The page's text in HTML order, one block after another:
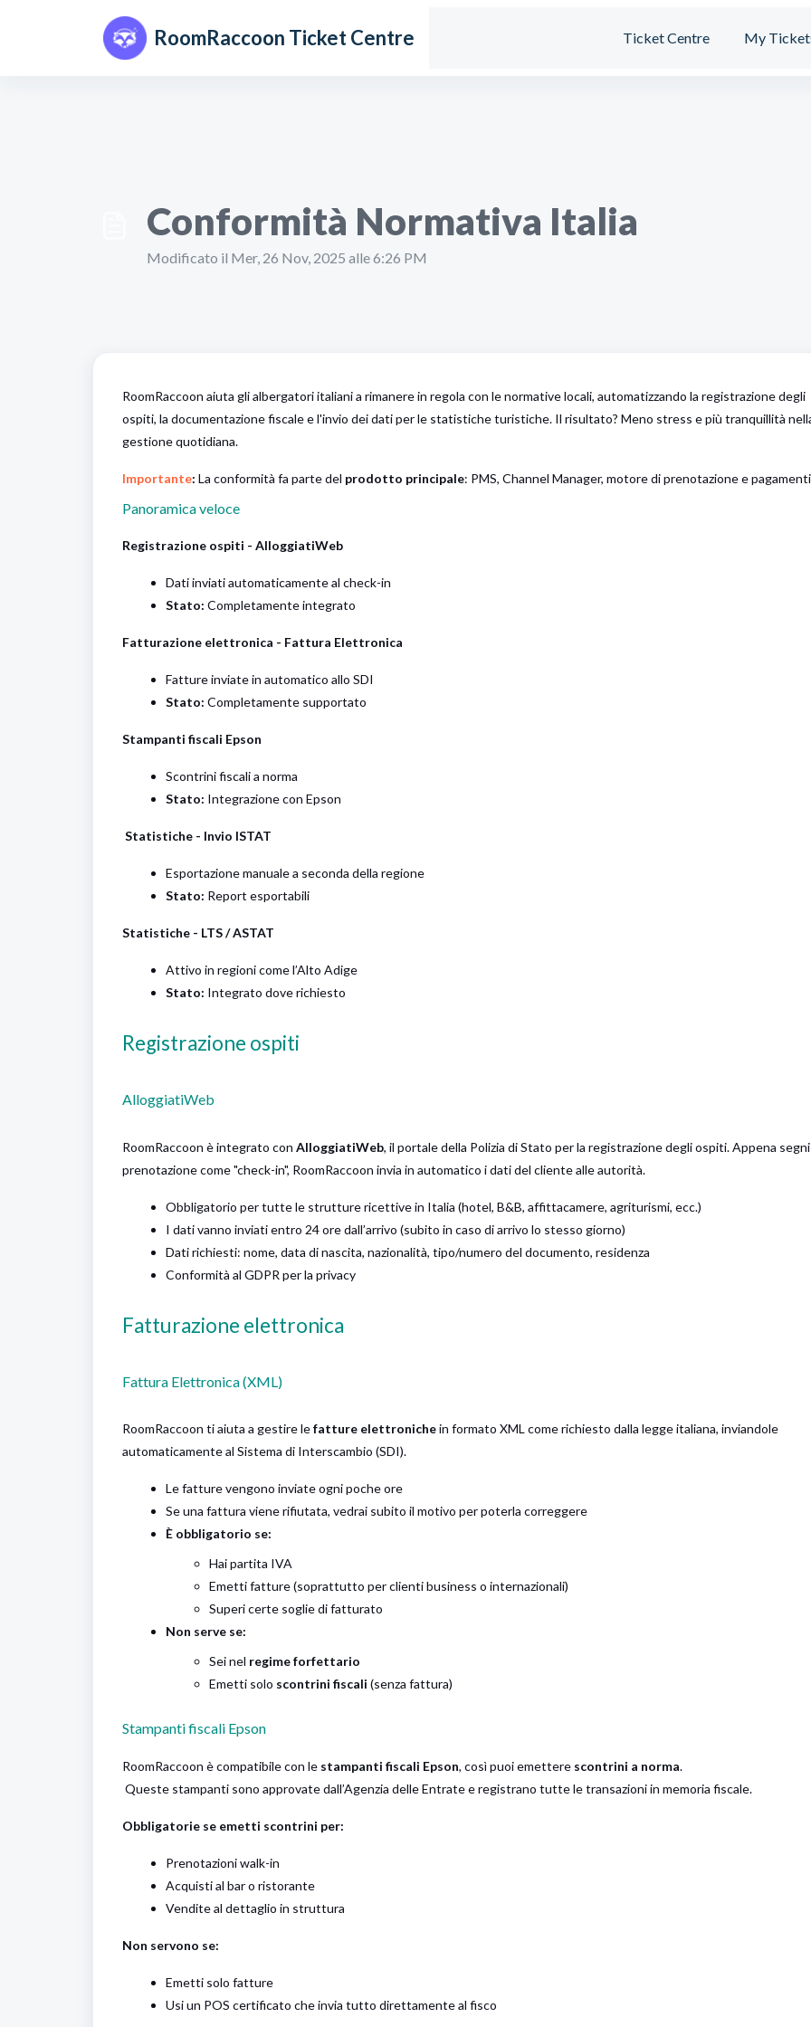
RoomRaccoon Ticket Centre Ticket Centre My
Conformità Normativa Italia
Modificato il Mer, 26 Nov, 2025 alle 6:26 PM
RoomRaccoon aiuta gli albergatori italiani a rimanere in regola con le normative locali, automatizzando la registrazione degli
ospiti, la documentazione fiscale e l'invio dei dati per le statistiche turistiche. Il risultato? Meno stress e più tranquillità
gestione quotidiana.
Importante: La conformità fa parte del prodotto principale: PMS, Channel Manager, motore di prenotazione e
Panoramica veloce
Registrazione ospiti - AlloggiatiWeb
Dati inviati automaticamente al check-in
Stato: Completamente integrato
Fatturazione elettronica - Fattura Elettronica
Fatture inviate in automatico allo SDI
Stato: Completamente supportato
Stampanti fiscali Epson
Scontrini fiscali a norma
Stato: Integrazione con Epson
Statistiche - Invio ISTAT
Esportazione manuale a seconda della regione
Stato: Report esportabili
Statistiche - LTS / ASTAT
Attivo in regioni come l’Alto Adige
Stato: Integrato dove richiesto
Registrazione ospiti
AlloggiatiWeb
RoomRaccoon è integrato con AlloggiatiWeb, il portale della Polizia di Stato per la registrazione degli ospiti. Appena
prenotazione come "check-in", RoomRaccoon invia in automatico i dati del cliente alle autorità.
Obbligatorio per tutte le strutture ricettive in Italia (hotel, B&B, affittacamere, agriturismi, ecc.)
I dati vanno inviati entro 24 ore dall’arrivo (subito in caso di arrivo lo stesso giorno)
Dati richiesti: nome, data di nascita, nazionalità, tipo/numero del documento, residenza
Conformità al GDPR per la privacy
Fatturazione elettronica
Fattura Elettronica (XML)
RoomRaccoon ti aiuta a gestire lefatture elettronichein formato XML come richiesto dalla legge italiana, inviandole
automaticamente al Sistema di Interscambio (SDI).
Le fatture vengono inviate ogni poche ore
Se una fattura viene rifiutata, vedrai subito il motivo per poterla correggere
È obbligatorio se:
Hai partita IVA
Emetti fatture (soprattutto per clienti business o internazionali)
Superi certe soglie di fatturato
Non serve se:
Sei nel regime forfettario
Emetti solo scontrini fiscali (senza fattura)
Stampanti fiscali Epson
RoomRaccoon è compatibile con le stampanti fiscali Epson, così puoi emettere scontrini a norma.
Queste stampanti sono approvate dall’Agenzia delle Entrate e registrano tutte le transazioni in memoria fiscale.
Obbligatorie se emetti scontrini per:
Prenotazioni walk-in
Acquisti al bar o ristorante
Vendite al dettaglio in struttura
Non servono se:
Emetti solo fatture
Usi un POS certificato che invia tutto direttamente al fisco